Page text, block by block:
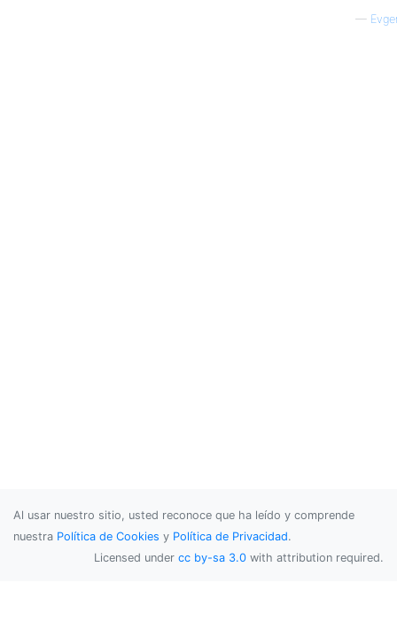
—
Al usar nuestro sitio, usted reconoce que ha leído y comprende
nuestra Política de Cookies y Política de Privacidad.
Licensed under cc by-sa 3.0 with attribution required.